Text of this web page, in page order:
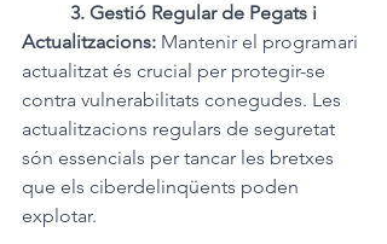
3. Gestió Regular de Pegats i
Actualitzacions: Mantenir el programari
actualitzat és crucial per protegir-se
contra vulnerabilitats conegudes. Les
actualitzacions regulars de seguretat
són essencials per tancar les bretxes
que els ciberdelinqüents poden
explotar.